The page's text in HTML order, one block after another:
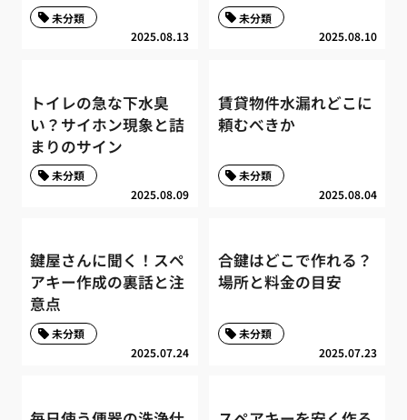
2025.08.13
未分類
2025.08.10
未分類
トイレの急な下水臭
い？サイホン現象と詰
まりのサイン
2025.08.09
未分類
賃貸物件水漏れどこに
頼むべきか
2025.08.04
未分類
鍵屋さんに聞く！スペ
アキー作成の裏話と注
意点
2025.07.24
未分類
合鍵はどこで作れる？
場所と料金の目安
2025.07.23
未分類